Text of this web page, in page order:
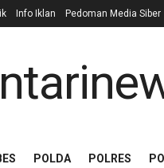
Info Iklan Pedoman Media Siber
POLDA POLRES